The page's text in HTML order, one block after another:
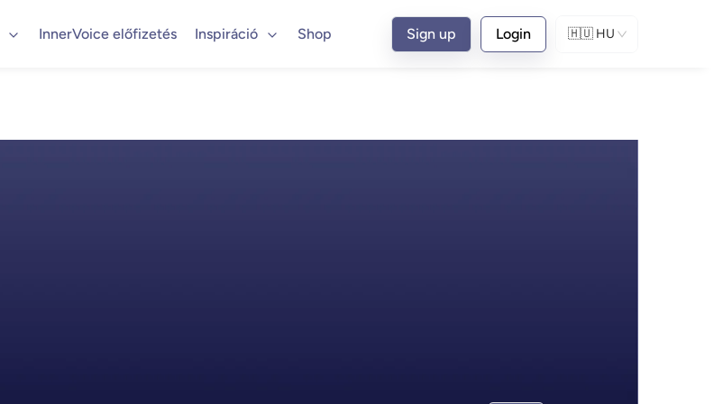
InnerVoice előfizetés Inspiráció Shop Sign up Login 🇭🇺 HU